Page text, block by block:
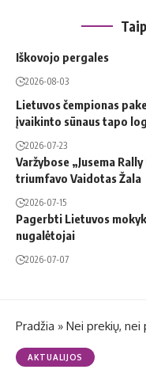
Iškovojo pergales
2026-08-03
Lietuvos čempionas
įvaikinto sūnaus tapo
2026-07-23
Varžybose „Jusema
triumfavo Vaidotas Žala
2026-07-15
Pagerbti Lietuvos
nugalėtojai
2026-07-07
Pradžia » Nei prekių, nei
AKTUALIJOS